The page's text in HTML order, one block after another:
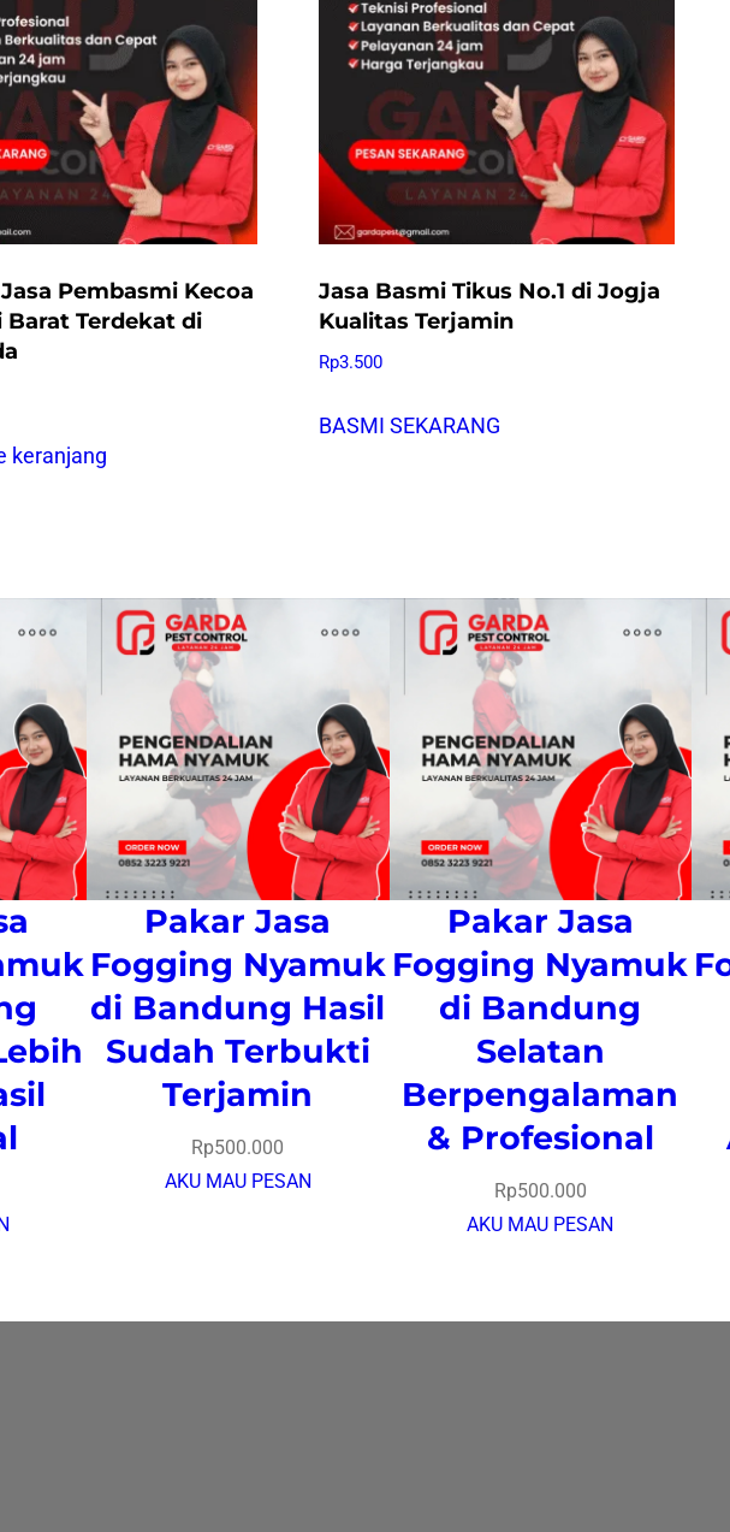
Pembasmi Kecoa
Barat Terdekat di
keranjang
Jasa Basmi Tikus No.1 di Jogja
Kualitas Terjamin
Rp3.500
BASMI SEKARANG
Pakar Jasa
Fogging Nyamuk
di Bandung Hasil
Sudah Terbukti
Terjamin
Rp500.000
AKU MAU PESAN
Pakar Jasa
Fogging Nyamuk
di Bandung
Selatan
Berpengalaman
& Profesional
Rp500.000
AKU MAU PESAN